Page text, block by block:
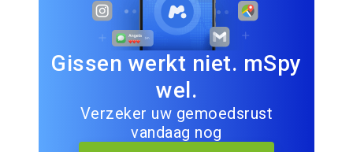
Gissen werkt niet. mSpy
wel.
Verzeker uw gemoedsrust
vandaag nog